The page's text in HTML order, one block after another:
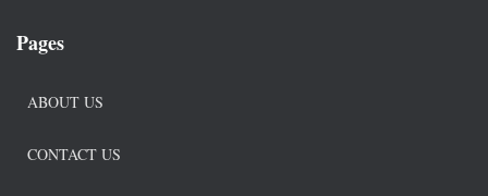
Pages
ABOUT US
CONTACT US